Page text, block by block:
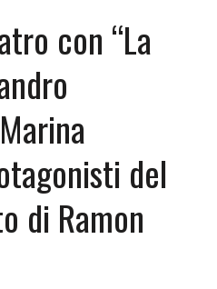
con “La
del
di Ramon